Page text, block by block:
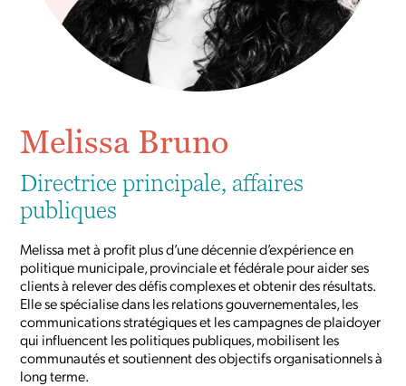
Melissa Bruno
Directrice principale, affaires
publiques
Melissa met à profit plus d’une décennie d’expérience en
politique municipale, provinciale et fédérale pour aider ses
clients à relever des défis complexes et obtenir des résultats.
Elle se spécialise dans les relations gouvernementales, les
communications stratégiques et les campagnes de plaidoyer
qui influencent les politiques publiques, mobilisent les
communautés et soutiennent des objectifs organisationnels à
long terme.